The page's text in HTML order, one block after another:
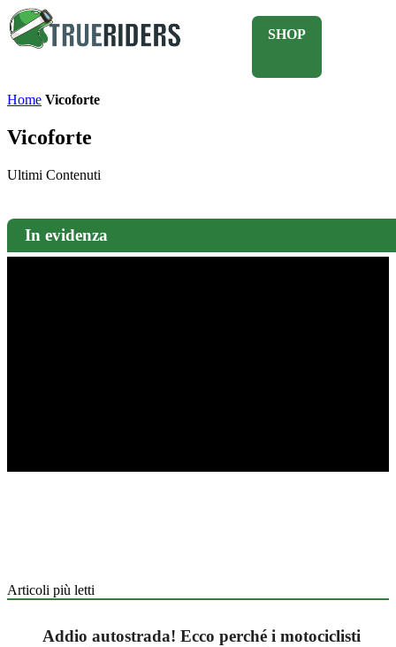
SHOP
Home Vicoforte
Vicoforte
Ultimi Contenuti
In evidenza
Articoli più letti
Addio autostrada! Ecco perché i motociclisti